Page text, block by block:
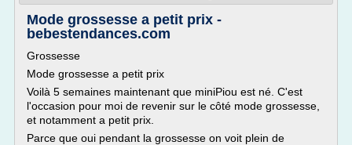
Mode grossesse a petit prix -
bebestendances.com
Grossesse
Mode grossesse a petit prix
Voilà 5 semaines maintenant que miniPiou est né. C'est
l'occasion pour moi de revenir sur le côté mode grossesse,
et notamment a petit prix.
Parce que oui pendant la grossesse on voit plein de